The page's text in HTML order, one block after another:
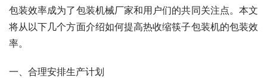
包装效率成为了包装机械厂家和用户们的共同关注点。本文
将从以下几个方面介绍如何提高热收缩筷子包装机的包装效
率。
一、合理安排生产计划